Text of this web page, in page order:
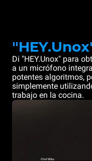
Di "HEY.Unox" para
a un micrófono
potentes algoritmos,
simplemente
trabajo en la cocina.